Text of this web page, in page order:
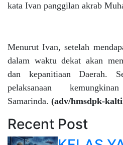
kata Ivan panggilan akrab
Menurut Ivan, setelah
dalam waktu dekat akan
dan kepanitiaan Daerah.
pelaksanaan
Samarinda. (adv/hmsdpk-
Recent Post